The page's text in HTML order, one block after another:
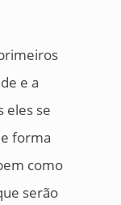
e a
eles se
forma
como
serão